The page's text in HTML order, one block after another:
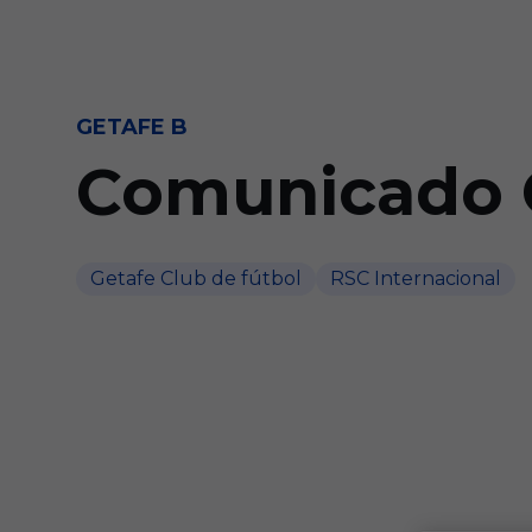
GETAFE B
Comunicado
Getafe Club de fútbol RSC Internacional